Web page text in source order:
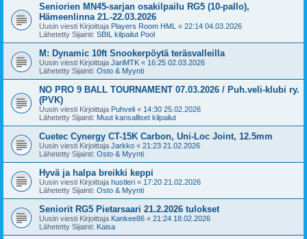
Seniorien MN45-sarjan osakilpailu RG5 (10-pallo),
Hämeenlinna 21.-22.03.2026
Uusin viesti Kirjoittaja Players Room HML « 22:14 04.03.2026
Lähetetty Sijainti: SBIL kilpailut Pool
M: Dynamic 10ft Snookerpöytä teräsvalleilla
Uusin viesti Kirjoittaja JariMTK « 16:25 02.03.2026
Lähetetty Sijainti: Osto & Myynti
NO PRO 9 BALL TOURNAMENT 07.03.2026 / Puh.veli-klubi ry.
(PVK)
Uusin viesti Kirjoittaja Puhveli « 14:30 25.02.2026
Lähetetty Sijainti: Muut kansalliset kilpailut
Cuetec Cynergy CT-15K Carbon, Uni-Loc Joint, 12.5mm
Uusin viesti Kirjoittaja Jarkko « 21:23 21.02.2026
Lähetetty Sijainti: Osto & Myynti
Hyvä ja halpa breikki keppi
Uusin viesti Kirjoittaja hustleri « 17:20 21.02.2026
Lähetetty Sijainti: Osto & Myynti
Seniorit RG5 Pietarsaari 21.2.2026 tulokset
Uusin viesti Kirjoittaja Kankee86 « 21:24 18.02.2026
Lähetetty Sijainti: Kaisa